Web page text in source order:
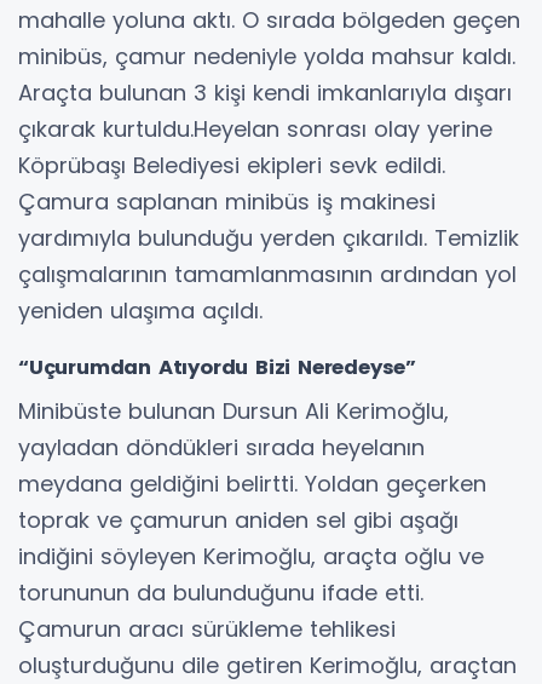
mahalle yoluna aktı. O sırada bölgeden geçen
minibüs, çamur nedeniyle yolda mahsur kaldı.
Araçta bulunan 3 kişi kendi imkanlarıyla dışarı
çıkarak kurtuldu.Heyelan sonrası olay yerine
Köprübaşı Belediyesi ekipleri sevk edildi.
Çamura saplanan minibüs iş makinesi
yardımıyla bulunduğu yerden çıkarıldı. Temizlik
çalışmalarının tamamlanmasının ardından yol
yeniden ulaşıma açıldı.
“Uçurumdan Atıyordu Bizi Neredeyse”
Minibüste bulunan Dursun Ali Kerimoğlu,
yayladan döndükleri sırada heyelanın
meydana geldiğini belirtti. Yoldan geçerken
toprak ve çamurun aniden sel gibi aşağı
indiğini söyleyen Kerimoğlu, araçta oğlu ve
torununun da bulunduğunu ifade etti.
Çamurun aracı sürükleme tehlikesi
oluşturduğunu dile getiren Kerimoğlu, araçtan